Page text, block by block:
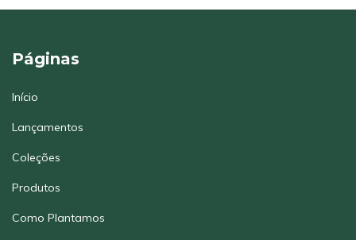
Páginas
Início
Lançamentos
Coleções
Produtos
Como Plantamos